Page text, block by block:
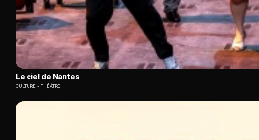
Le ciel de Nantes
CULTURE THÉÂTRE